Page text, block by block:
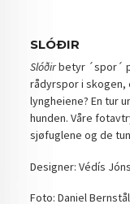
SLÓÐIR
Slóðirbetyr ´spor´
rådyrspor i skogen,
lyngheiene? En tur
hunden. Våre
sjøfuglene og de
Designer: Védís
Foto: Daniel